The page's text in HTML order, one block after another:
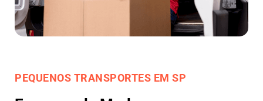
PEQUENOS TRANSPORTES EM SP